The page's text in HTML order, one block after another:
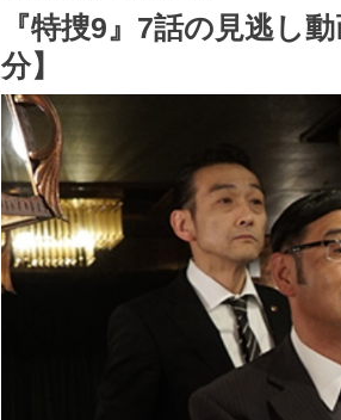
『特捜9』7話の見逃し
分】